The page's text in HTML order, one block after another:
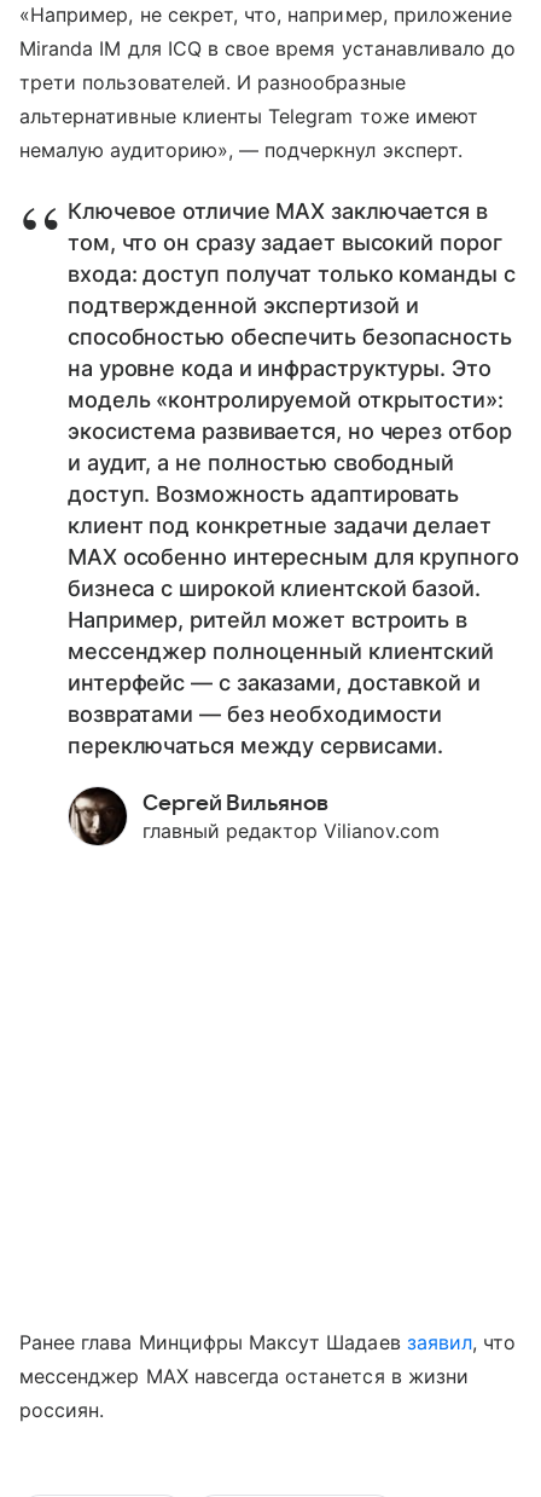
«Например, не секрет, что, например, приложение
Miranda IM для ICQ в свое время устанавливало до
трети пользователей. И разнообразные
альтернативные клиенты Telegram тоже имеют
немалую аудиторию», — подчеркнул эксперт.
Ключевое отличие MAX заключается в
том, что он сразу задает высокий порог
входа: доступ получат только команды с
подтвержденной экспертизой и
способностью обеспечить безопасность
на уровне кода и инфраструктуры. Это
модель «контролируемой открытости»:
экосистема развивается, но через отбор
и аудит, а не полностью свободный
доступ. Возможность адаптировать
клиент под конкретные задачи делает
MAX особенно интересным для крупного
бизнеса с широкой клиентской базой.
Например, ритейл может встроить в
мессенджер полноценный клиентский
интерфейс — с заказами, доставкой и
возвратами — без необходимости
переключаться между сервисами.
Сергей Вильянов
главный редактор Vilianov.com
Ранее глава Минцифры Максут Шадаев заявил, что
мессенджер MAX навсегда останется в жизни
россиян.